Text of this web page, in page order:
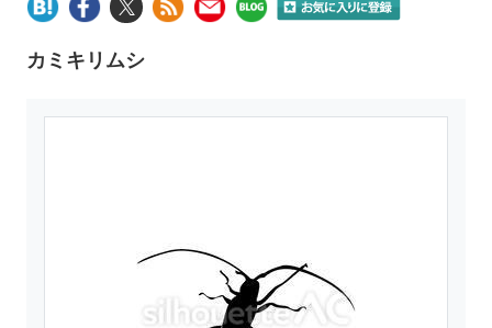
カミキリムシ